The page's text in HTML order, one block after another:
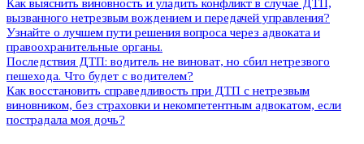
Как выяснить виновность и уладить конфликт в случае ДТП,
вызванного нетрезвым вождением и передачей управления?
Узнайте о лучшем пути решения вопроса через адвоката и
правоохранительные органы.
Последствия ДТП: водитель не виноват, но сбил нетрезвого
пешехода. Что будет с водителем?
Как восстановить справедливость при ДТП с нетрезвым
виновником, без страховки и некомпетентным адвокатом, если
пострадала моя дочь?